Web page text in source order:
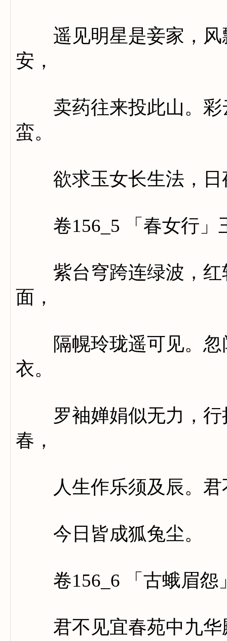
遥见明星是妾家，风
安，
卖药往来投此山。彩
蛮。
欲求玉女长生法，日
卷156_5 「春女行」
紫台穹跨连绿波，红
面，
隔幌玲珑遥可见。忽
衣。
罗袖婵娟似无力，行
春，
人生作乐须及辰。君
今日皆成狐兔尘。
卷156_6 「古蛾眉怨
君不见宜春苑中九华